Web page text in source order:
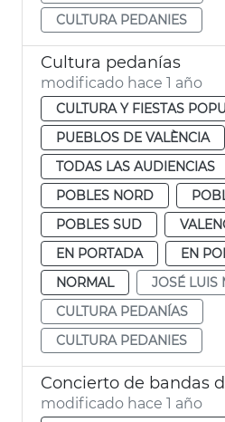
CULTURA PEDANIES
Cultura pedanías
modificado hace 1 año
CULTURA Y FIESTAS
PUEBLOS DE VALÈNCIA
TODAS LAS AUDIENCIAS
POBLES NORD
POBLES SUD
EN PORTADA
EN
NORMAL
JOSÉ LUIS
CULTURA PEDANÍAS
CULTURA PEDANIES
modificado hace 1 año